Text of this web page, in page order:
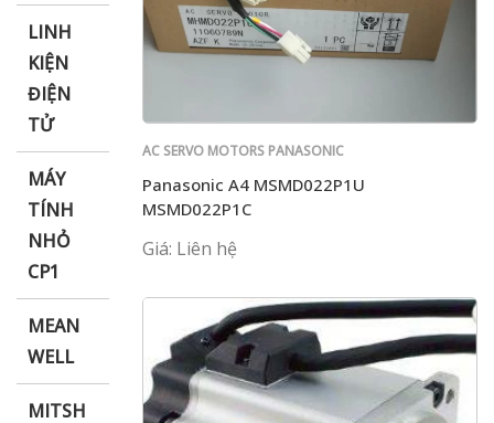
LINH
KIỆN
ĐIỆN
TỬ
MÁY
TÍNH
NHỎ
CP1
MEAN
WELL
MITSH
AC SERVO MOTORS PANASONIC
Panasonic A4 MSMD022P1U
MSMD022P1C
Giá: Liên hệ